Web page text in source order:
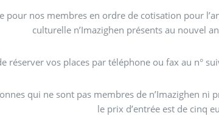
pour nos membres en ordre de cotisation pour
culturelle n’Imazighen présents au nouvel
qui ne sont pas membres de n’Imazighen
le prix d’entrée est de cinq